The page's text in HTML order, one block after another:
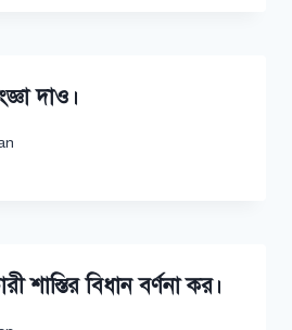
দাও।
শাস্তির বিধান বর্ণনা কর।